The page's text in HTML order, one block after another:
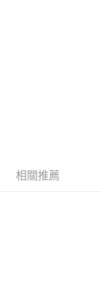
商業銀行
計5-7個工
) 預計5-7個
預計5-7個工
相關推薦